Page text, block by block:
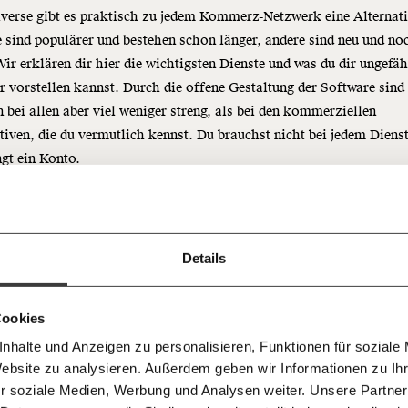
Details
und Anzeigen zu personalisieren, Funktionen für soziale
zu analysieren. Außerdem geben wir Informationen zu
soziale Medien, Werbung und Analysen weiter. Unsere
Immer auf
dem
unseren
E-Mail-
Knackig
wichtigsten
unsere Wirtschaft so
das wird auch so bleiben.
6017
für sozialen Fortschritt
50€
Facebook Mastodon
gibt es praktisch zu jedem Kommerz-Netzwerk eine
sind populärer und bestehen schon länger, andere sind neu und
erklären dir hier die wichtigsten Dienste und was du dir
vorstellen kannst. Durch die offene Gestaltung der Software sind
bei allen aber viel weniger streng, als bei den kommerziellen
die du vermutlich kennst. Du brauchst nicht bei jedem Dienst
ein Konto.
Mastodon?Mastodon ist ein Microblogging-Tool nach dem
Twitter. Hier werden vor allem kurze Text-Updates gepostet
allen möglichen Medienformen kombiniert. Es ist auch der
die meisten Inhalte anderer Plattformen einfach nur passiv zu
Es gibt auch andere Twitter-ähnliche Dienste im
,Pleroma).
:Das ist das Instagram des Fediverse. Hier kannst du Fotos,